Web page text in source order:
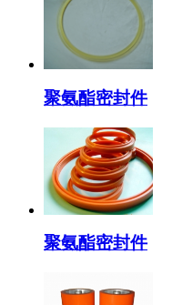
聚氨酯密封件
聚氨酯密封件